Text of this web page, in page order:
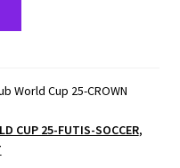
World Cup 25-CROWN
CUP 25-FUTIS-SOCCER,